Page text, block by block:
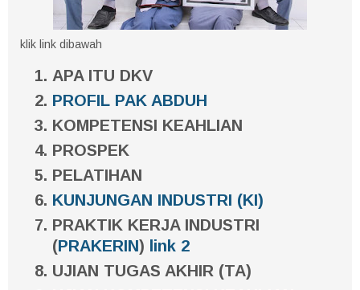
klik link dibawah
APA ITU DKV
PROFIL PAK ABDUH
KOMPETENSI KEAHLIAN
PROSPEK
PELATIHAN
KUNJUNGAN INDUSTRI (KI)
PRAKTIK KERJA INDUSTRI
(PRAKERIN) link 2
UJIAN TUGAS AKHIR (TA)